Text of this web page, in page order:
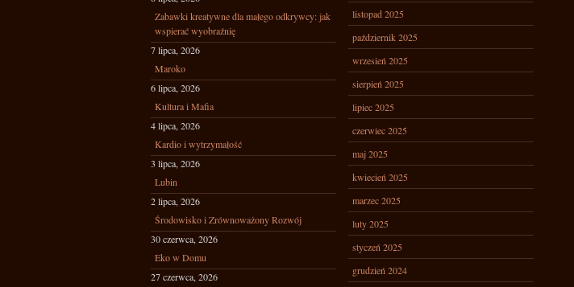
Zabawki kreatywne dla małego odkrywcy: jak
wspierać wyobraźnię
7 lipca, 2026
Maroko
6 lipca, 2026
Kultura i Mafia
4 lipca, 2026
Kardio i wytrzymałość
3 lipca, 2026
Lubin
2 lipca, 2026
Środowisko i Zrównoważony Rozwój
30 czerwca, 2026
Eko w Domu
27 czerwca, 2026
listopad 2025
październik 2025
wrzesień 2025
sierpień 2025
lipiec 2025
czerwiec 2025
maj 2025
kwiecień 2025
marzec 2025
luty 2025
styczeń 2025
grudzień 2024